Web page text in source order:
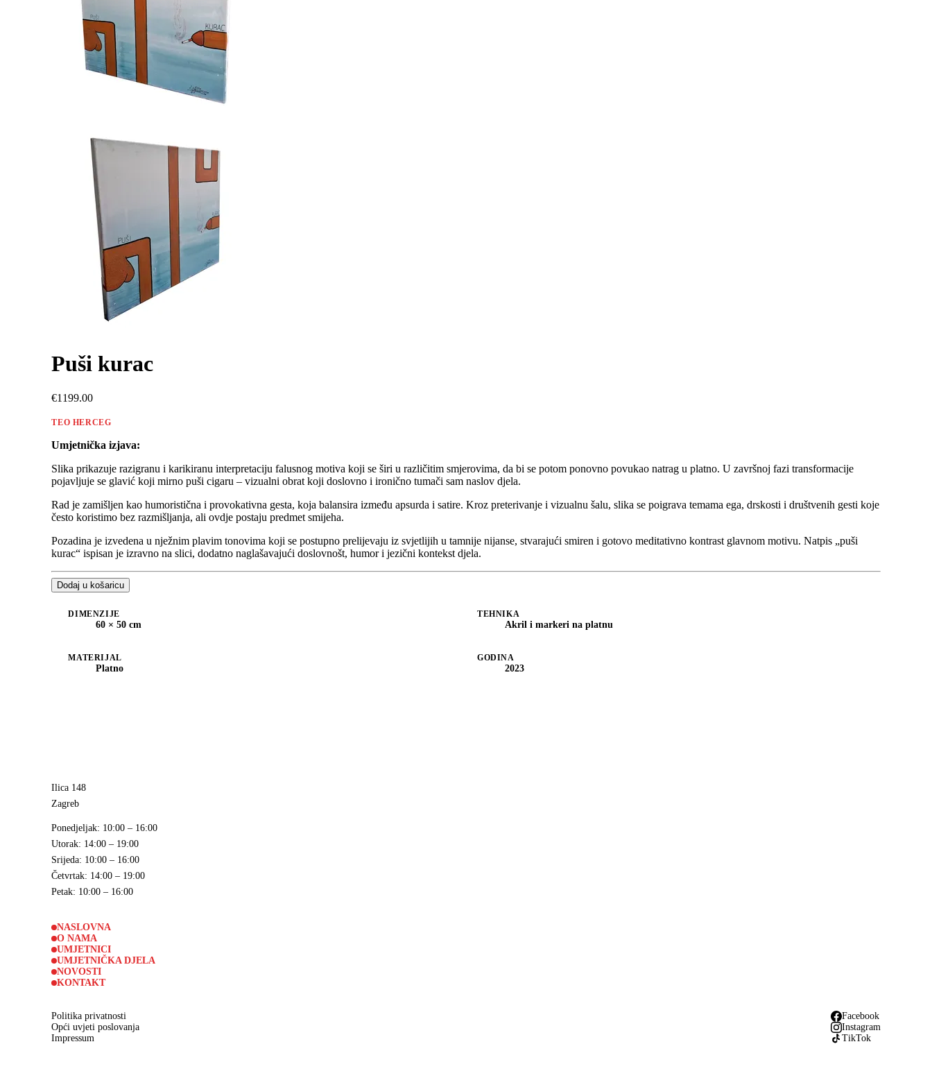
Puši kurac
€1199.00
TEO HERCEG
Umjetnička izjava:
Slika prikazuje razigranu i karikiranu interpretaciju falusnog motiva koji se širi u različitim smjerovima, da bi se potom ponovno povukao natrag u platno. U završnoj fazi transformacije
pojavljuje se glavić koji mirno puši cigaru – vizualni obrat koji doslovno i ironično tumači sam naslov djela.
Rad je zamišljen kao humoristična i provokativna gesta, koja balansira između apsurda i satire. Kroz preterivanje i vizualnu šalu, slika se poigrava temama ega, drskosti i društvenih gesti koje
često koristimo bez razmišljanja, ali ovdje postaju predmet smijeha.
Pozadina je izvedena u nježnim plavim tonovima koji se postupno prelijevaju iz svjetlijih u tamnije nijanse, stvarajući smiren i gotovo meditativno kontrast glavnom motivu. Natpis „puši
kurac“ ispisan je izravno na slici, dodatno naglašavajući doslovnošt, humor i jezični kontekst djela.
Dodaj u košaricu
DIMENZIJE
60 × 50 cm
TEHNIKA
Akril i markeri na platnu
MATERIJAL
Platno
GODINA
2023
Ilica 148
Zagreb
Ponedjeljak: 10:00 – 16:00
Utorak: 14:00 – 19:00
Srijeda: 10:00 – 16:00
Četvrtak: 14:00 – 19:00
Petak: 10:00 – 16:00
NASLOVNA
O NAMA
UMJETNICI
UMJETNIČKA DJELA
NOVOSTI
KONTAKT
Politika privatnosti
Opći uvjeti poslovanja
Impressum
Facebook
Instagram
TikTok